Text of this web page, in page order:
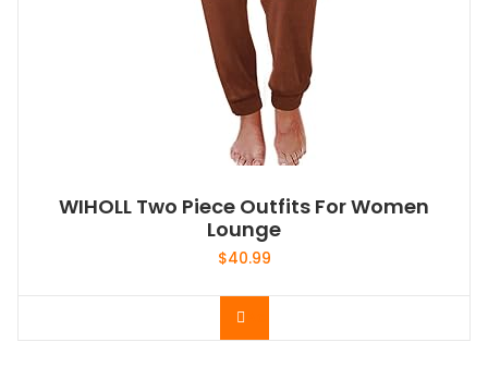
WIHOLL Two Piece Outfits For Women
Lounge
$40.99